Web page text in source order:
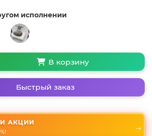
исполнении
В корзину
Быстрый заказ
АКЦИИ →